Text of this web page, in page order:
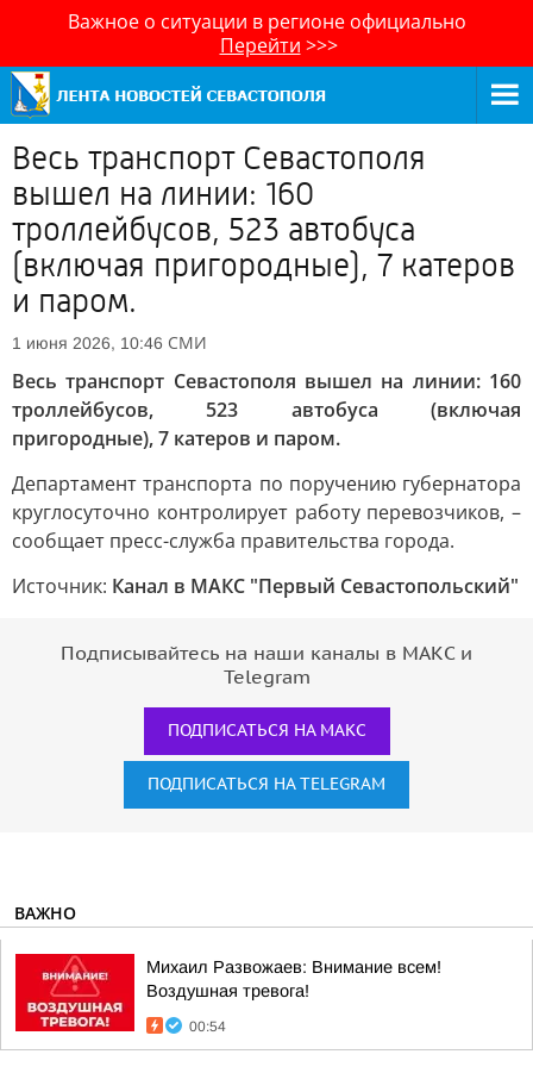
Важное о ситуации в регионе официально
Перейти >>>
Весь транспорт Севастополя
вышел на линии: 160
троллейбусов, 523 автобуса
(включая пригородные), 7 катеров
и паром.
1 июня 2026, 10:46 СМИ
Весь транспорт Севастополя вышел на линии: 160
троллейбусов, 523 автобуса (включая
пригородные), 7 катеров и паром.
Департамент транспорта по поручению губернатора
круглосуточно контролирует работу перевозчиков, –
сообщает пресс-служба правительства города.
Источник: Канал в МАКС "Первый Севастопольский"
Подписывайтесь на наши каналы в МАКС и
Telegram
ПОДПИСАТЬСЯ НА МАКС
ПОДПИСАТЬСЯ НА TELEGRAM
ВАЖНО
Михаил Развожаев: Внимание всем!
Воздушная тревога!
00:54